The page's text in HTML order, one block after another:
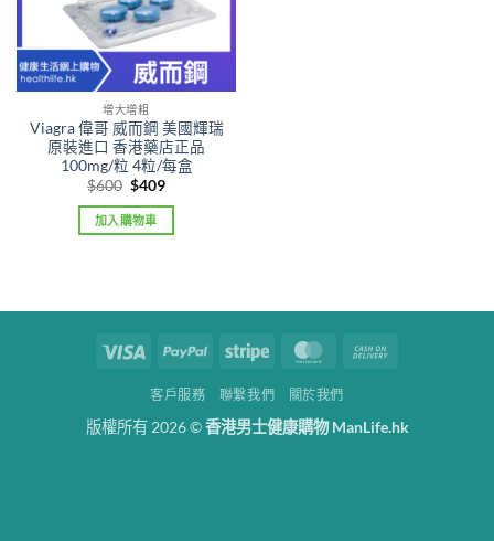
增大增粗
Viagra 偉哥 威而鋼 美國輝瑞
原裝進口 香港藥店正品
100mg/粒 4粒/每盒
$600 Original
was:
$600.
$409Current
is:
加入購物車
Visa PayPal Stripe MasterCard
客戶服務 聯繫我們 關於我們
版權所有 2026 ©香港男士健康購物 ManLife.hk